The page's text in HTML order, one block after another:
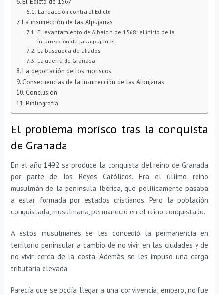
La reacción contra el Edicto
La insurrección de las Alpujarras
El levantamiento de Albaicín de 1568: el inicio de la
insurrección de las alpujarras
La búsqueda de aliados
La guerra de Granada
La deportación de los moriscos
Consecuencias de la insurrección de las Alpujarras
Conclusión
Bibliografía
El problema morisco tras la conquista
de Granada
En el año 1492 se produce la conquista del reino de Granada
por parte de los Reyes Católicos. Era el último reino
musulmán de la península Ibérica, que políticamente pasaba
a estar formada por estados cristianos. Pero la población
conquistada, musulmana, permaneció en el reino conquistado.
A estos musulmanes se les concedió la permanencia en
territorio peninsular a cambio de no vivir en las ciudades y de
no vivir cerca de la costa. Además se les impuso una carga
tributaria elevada.
Parecía que se podía llegar a una convivencia; empero, no fue